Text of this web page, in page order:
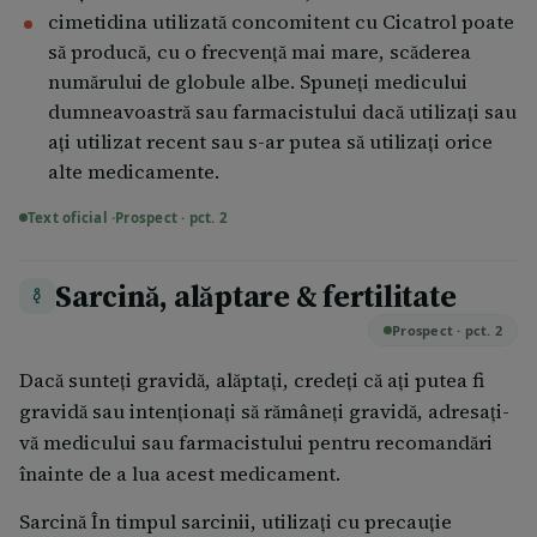
Dacă încetaţi să utilizaţi Cicatrol Dacă aveţi orice
întrebări suplimentare cu privire la acest
medicament, adresaţi-vă medicului dumneavoastră
sau farmacistului.
Cicatrol conţine sulfadiazină de argint, care în
prezenţa radiaţiilor UV şi în timp, determină
modificarea culorii pastei cutanate. Acest fapt nu
afectează eficacitatea terapeutică a medicamentului.
Înainte de utilizare se va îndepărta prima porţiune de
recomandă utilizarea pastei în maxim 12 săptămâni
cimetidina utilizată concomitent cu Cicatrol poate
să producă, cu o frecvenţă mai mare, scăderea
numărului de globule albe. Spuneţi medicului
dumneavoastră sau farmacistului dacă utilizaţi sau
aţi utilizat recent sau s-ar putea să utilizaţi orice
alte medicamente.
Text oficial ·Prospect · pct. 2
Sarcină, alăptare & fertilitate
Prospect · pct. 2
Dacă sunteţi gravidă, alăptaţi, credeţi că aţi putea fi
gravidă sau intenţionaţi să rămâneţi gravidă, adresaţi-
vă medicului sau farmacistului pentru recomandări
înainte de a lua acest medicament.
Sarcină În timpul sarcinii, utilizaţi cu precauţie